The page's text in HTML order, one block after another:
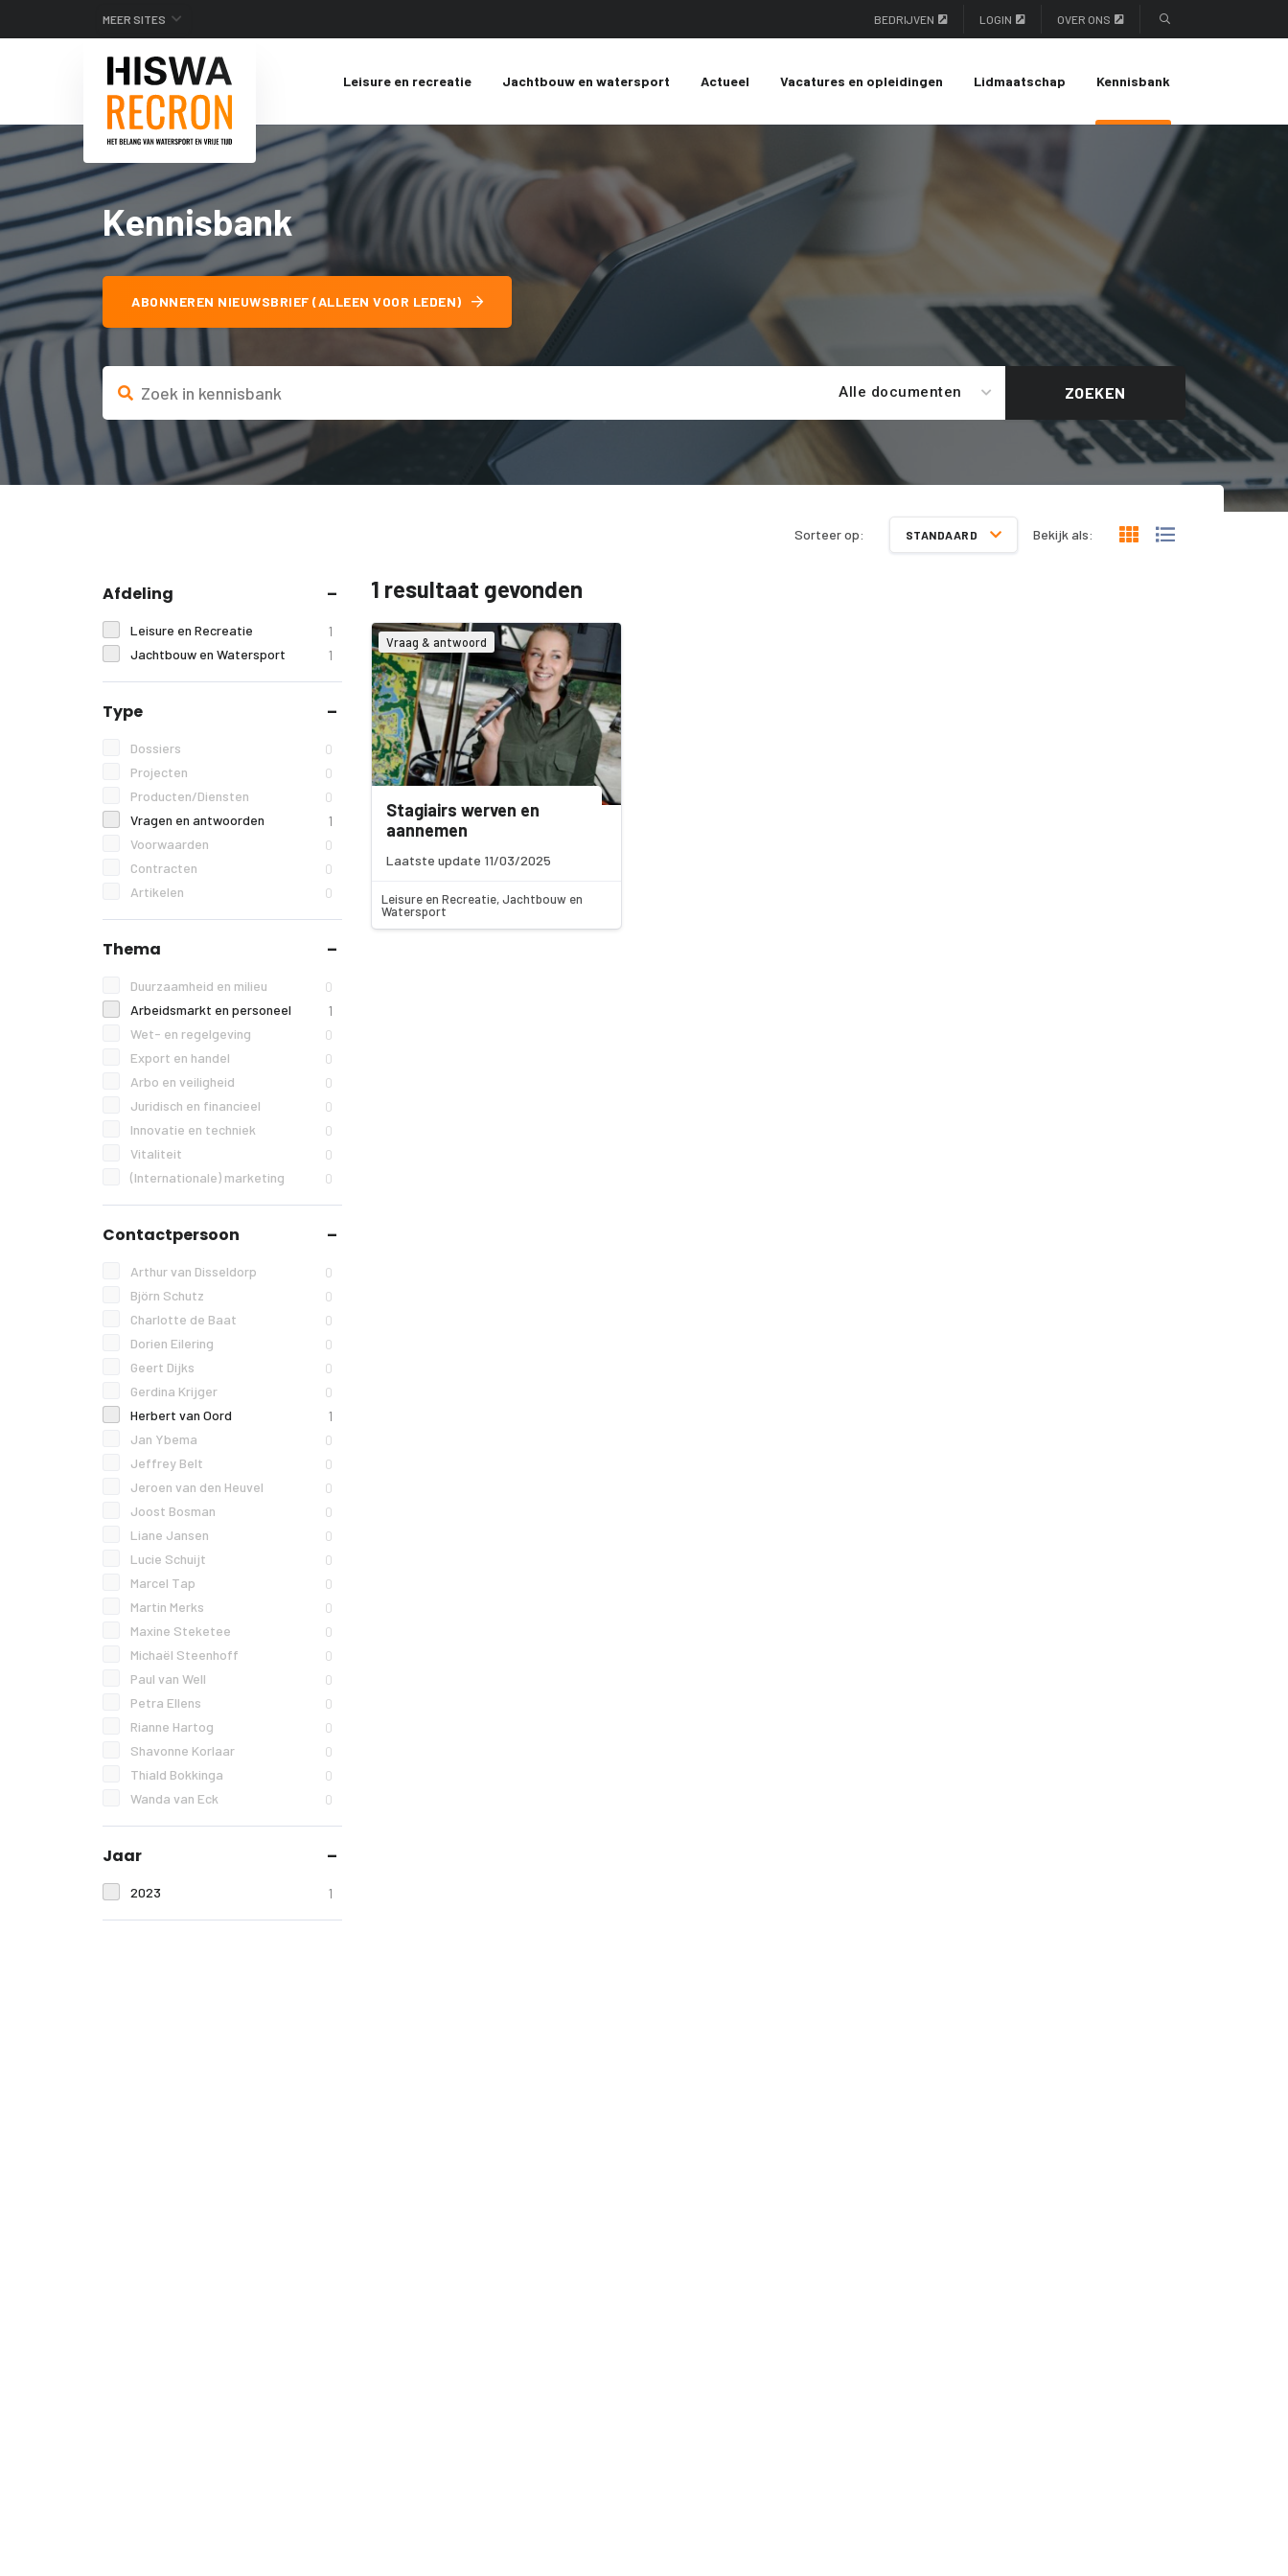
MEER SITES BEDRIJVEN LOGIN OVER ONS
Leisure en recreatie Jachtbouw en watersport Actueel Vacatures en opleidingen Lidmaatschap Kennisbank
Kennisbank
ABONNEREN NIEUWSBRIEF (ALLEEN VOOR LEDEN)
Alle documenten ZOEKEN
Sorteer op: STANDAARD Bekijk als:
Afdeling
Leisure en Recreatie 1
Jachtbouw en Watersport 1
Type
Dossiers 0
Projecten 0
Producten/Diensten 0
Vragen en antwoorden 1
Voorwaarden 0
Contracten 0
Artikelen 0
Thema
Duurzaamheid en milieu 0
Arbeidsmarkt en personeel 1
Wet- en regelgeving 0
Export en handel 0
Arbo en veiligheid 0
Juridisch en financieel 0
Innovatie en techniek 0
Vitaliteit 0
(Internationale) marketing 0
Contactpersoon
Arthur van Disseldorp 0
Björn Schutz 0
Charlotte de Baat 0
Dorien Eilering 0
Geert Dijks 0
Gerdina Krijger 0
Herbert van Oord 1
Jan Ybema 0
Jeffrey Belt 0
Jeroen van den Heuvel 0
Joost Bosman 0
Liane Jansen 0
Lucie Schuijt 0
Marcel Tap 0
Martin Merks 0
Maxine Steketee 0
Michaël Steenhoff 0
Paul van Well 0
Petra Ellens 0
Rianne Hartog 0
Shavonne Korlaar 0
Thiald Bokkinga 0
Wanda van Eck 0
Jaar
2023 1
1 resultaat gevonden
Vraag & antwoord
Stagiairs werven en
aannemen
Laatste update 11/03/2025
Leisure en Recreatie, Jachtbouw en
Watersport